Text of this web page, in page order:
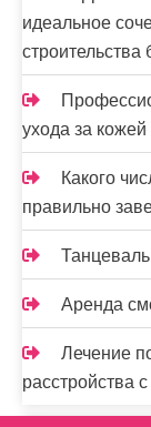
идеальное
строительства
ухода за кожей
Какого
правильно
Аренда
Лечение
расстройства